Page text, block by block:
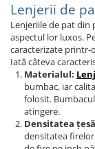
Lenjerii de
Lenjeriile de pat
aspectul lor luxos.
caracterizate printr-
Iată câteva
Materialul:
bumbac, iar
folosit.
atingere.
Densitatea
densitatea